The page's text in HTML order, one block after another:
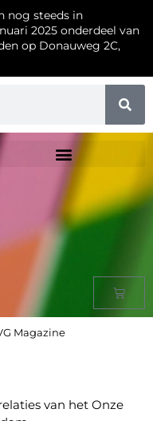
nog steeds in
2025 onderdeel van
op Donauweg 2C,
Magazine
van het Onze